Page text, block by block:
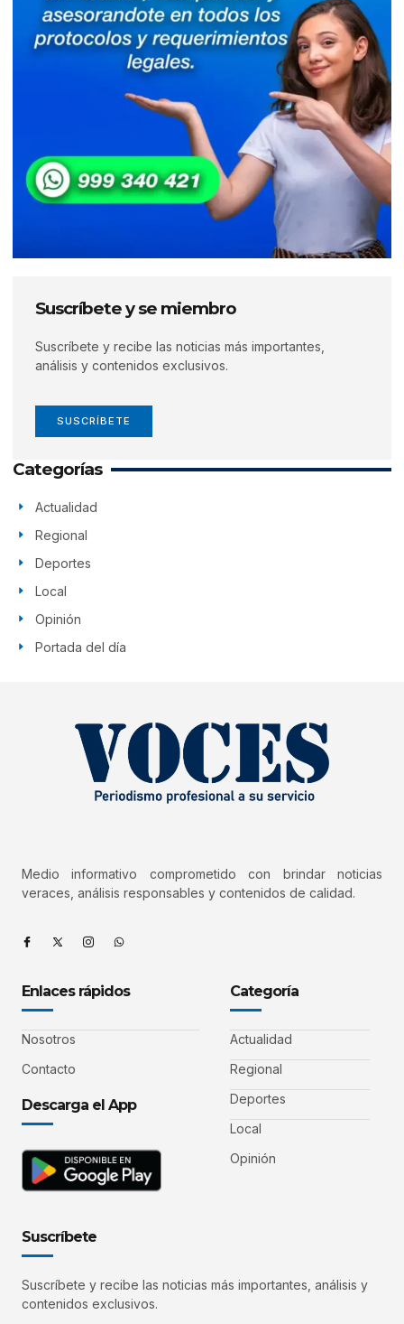
Suscríbete y se miembro
Suscríbete y recibe las noticias más importantes,
análisis y contenidos exclusivos.
SUSCRÍBETE
Categorías
Actualidad
Regional
Deportes
Local
Opinión
Portada del día
Medio informativo comprometido con brindar noticias
veraces, análisis responsables y contenidos de calidad.
Enlaces rápidos
Nosotros
Contacto
Descarga el App
Categoría
Actualidad
Regional
Deportes
Local
Opinión
Suscríbete
Suscríbete y recibe las noticias más importantes, análisis y
contenidos exclusivos.